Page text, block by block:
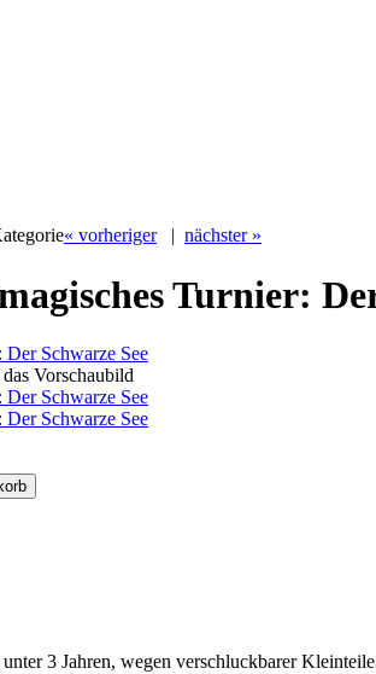
« vorheriger| nächster »
Turnier:
Vorschaubild
3 Jahren, wegen verschluckbarer